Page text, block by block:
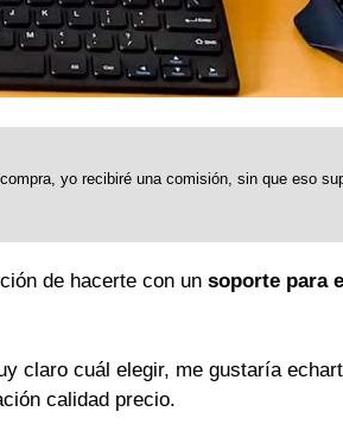
yo recibiré una comisión, sin que eso
de hacerte con un soporte para
claro cuál elegir, me gustaría
calidad precio.